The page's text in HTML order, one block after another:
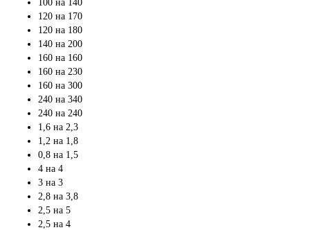
100 на 140
120 на 170
120 на 180
140 на 200
160 на 160
160 на 230
160 на 300
240 на 340
240 на 240
1,6 на 2,3
1,2 на 1,8
0,8 на 1,5
4 на 4
3 на 3
2,8 на 3,8
2,5 на 5
2,5 на 4